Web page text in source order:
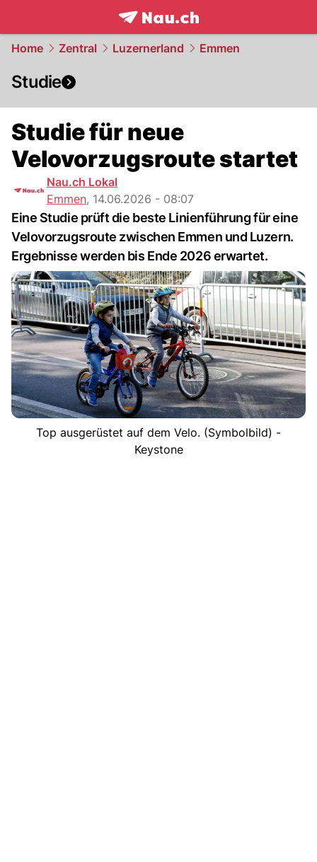
frontpage.NAU.ch
Home Zentral Luzernerland Emmen
Studie
Studie für neue
Velovorzugsroute startet
Nau.ch Lokal
Emmen, 14.06.2026 - 08:07
Eine Studie prüft die beste Linienführung für eine
Velovorzugsroute zwischen Emmen und Luzern.
Ergebnisse werden bis Ende 2026 erwartet.
Top ausgerüstet auf dem Velo. (Symbolbild) -
Keystone